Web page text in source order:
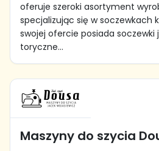
oferuje szeroki asortyment
specjalizując się w soczewkach
swojej ofercie posiada soczewki
toryczne...
Maszyny do szycia